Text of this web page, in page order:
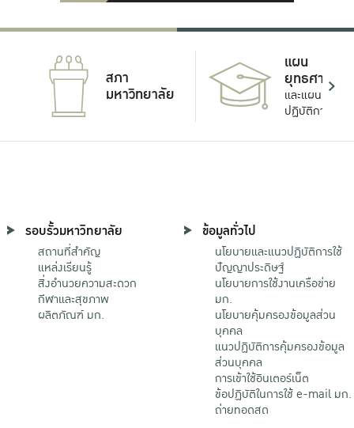
สภา
มหาวิทยาลัย
แผน
ยุทธศาสตร์
และแผน
ปฏิบัติการ
รอบรั้วมหาวิทยาลัย
สถานที่สำคัญ
แหล่งเรียนรู้
สิ่งอำนวยความสะดวก
กีฬาและสุขภาพ
ผลิตภัณฑ์ มก.
ข้อมูลทั่วไป
นโยบายและแนวปฏิบัติการใช้
ปัญญาประดิษฐ์
นโยบายการใช้งานเครือข่าย
มก.
นโยบายคุ้มครองข้อมูลส่วน
บุคคล
แนวปฏิบัติการคุ้มครองข้อมูล
ส่วนบุคคล
การเข้าใช้อินเตอร์เน็ต
ข้อปฏิบัติในการใช้ e-mail มก.
ถ่ายทอดสด